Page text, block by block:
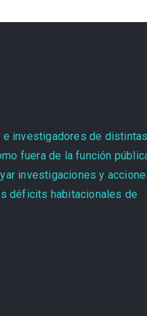
e investigadores de distintas
fuera de la función
investigaciones y
déficits habitacionales de